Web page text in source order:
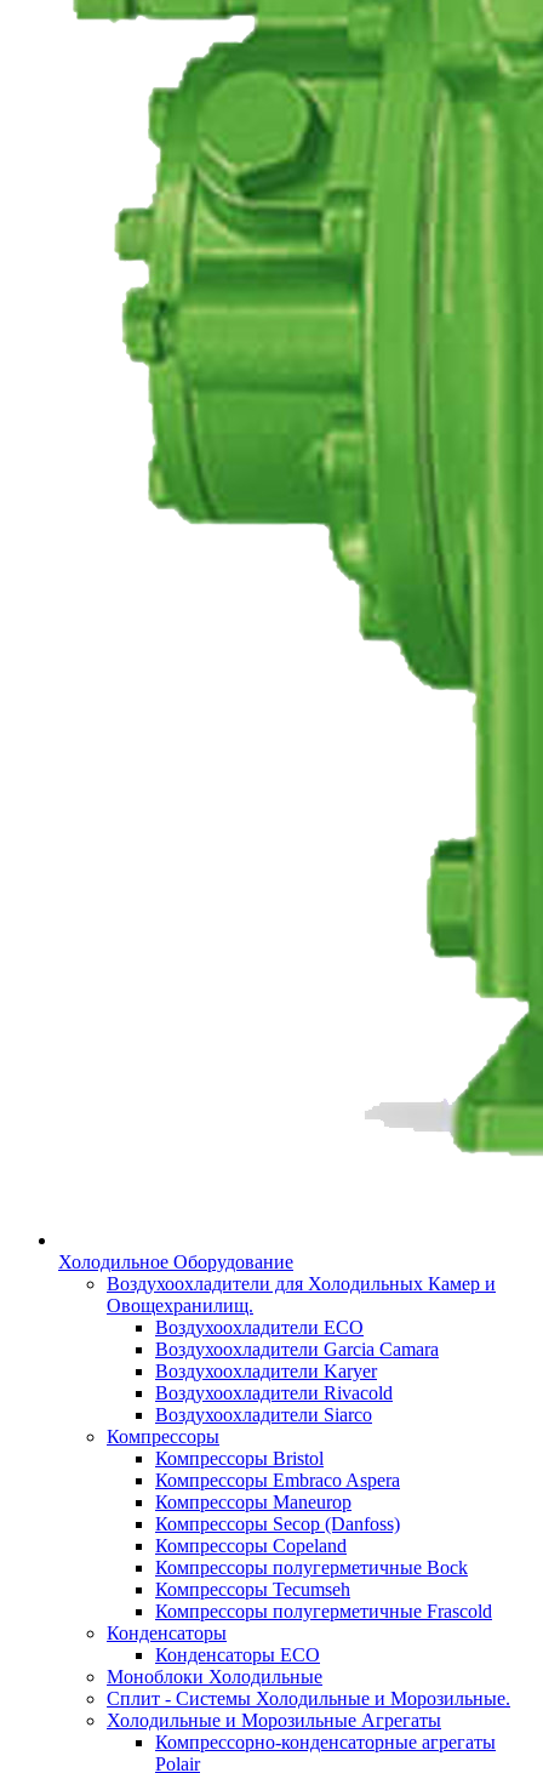
Холодильное Оборудование
Воздухоохладители для Холодильных Камер и
Овощехранилищ.
Воздухоохладители ECO
Воздухоохладители Garcia Camara
Воздухоохладители Karyer
Воздухоохладители Rivacold
Воздухоохладители Siarco
Компрессоры
Компрессоры Bristol
Компрессоры Embraco Aspera
Компрессоры Maneurop
Компрессоры Secop (Danfoss)
Компрессоры Copeland
Компрессоры полугерметичные Bock
Компрессоры Tecumseh
Компрессоры полугерметичные Frascold
Конденсаторы
Конденсаторы ECO
Моноблоки Холодильные
Сплит - Системы Холодильные и Морозильные.
Холодильные и Морозильные Агрегаты
Компрессорно-конденсаторные агрегаты
Polair